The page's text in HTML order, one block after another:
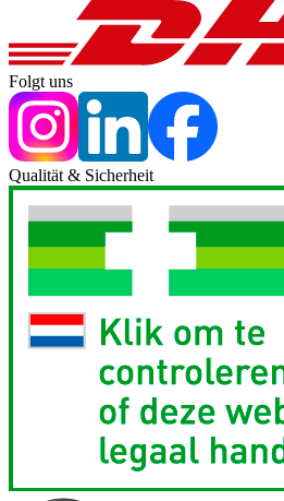
Folgt uns
Qualität & Sicherheit